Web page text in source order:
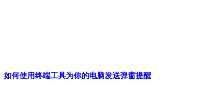
如何使用终端工具为你的电脑发送弹窗提醒